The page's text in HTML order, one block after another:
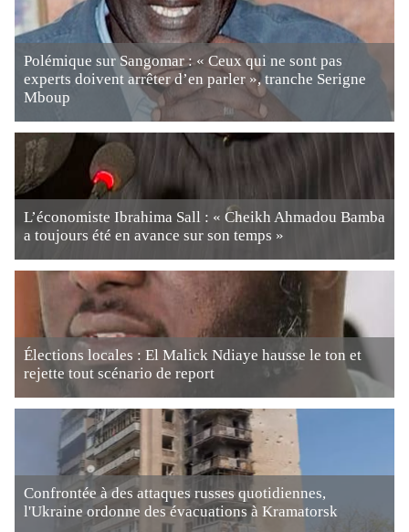
Polémique sur Sangomar : « Ceux qui ne sont pas
experts doivent arrêter d’en parler », tranche Serigne
Mboup
L’économiste Ibrahima Sall : « Cheikh Ahmadou Bamba
a toujours été en avance sur son temps »
Élections locales : El Malick Ndiaye hausse le ton et
rejette tout scénario de report
Confrontée à des attaques russes quotidiennes,
l'Ukraine ordonne des évacuations à Kramatorsk